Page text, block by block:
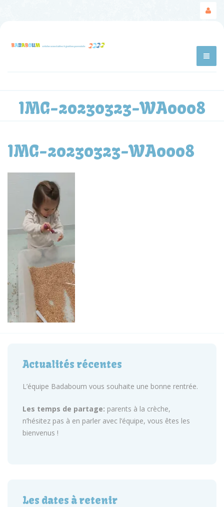
IMG-20230323-WA0008
IMG-20230323-WA0008
Actualités récentes
L’équipe Badaboum vous souhaite une bonne rentrée.
Les temps de partage: parents à la crèche,
n’hésitez pas à en parler avec l’équipe, vous êtes les
bienvenus !
Les dates à retenir